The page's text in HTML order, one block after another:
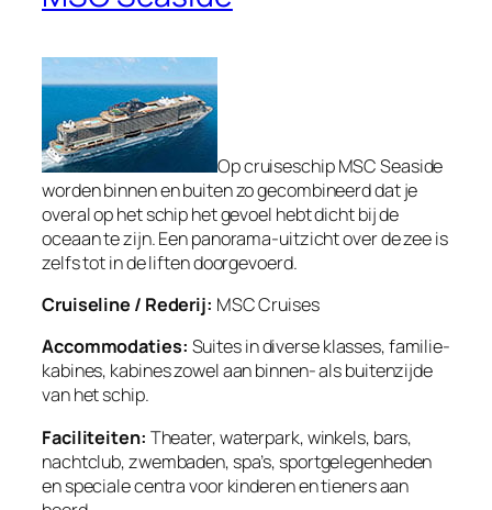
Op cruiseschip MSC Seaside
worden binnen en buiten zo gecombineerd dat je
overal op het schip het gevoel hebt dicht bij de
oceaan te zijn. Een panorama-uitzicht over de zee is
zelfs tot in de liften doorgevoerd.
Cruiseline / Rederij: MSC Cruises
Accommodaties: Suites in diverse klasses, familie-
kabines, kabines zowel aan binnen- als buitenzijde
van het schip.
Faciliteiten: Theater, waterpark, winkels, bars,
nachtclub, zwembaden, spa’s, sportgelegenheden
en speciale centra voor kinderen en tieners aan